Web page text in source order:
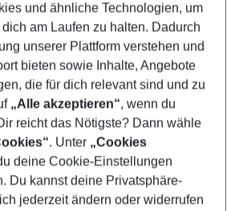
Kinder
Filter anzeigen
und ähnliche Technologien, um
am Laufen zu halten. Dadurch
unserer Plattform verstehen und
bieten sowie Inhalte, Angebote
die für dich relevant sind und zu
„Alle akzeptieren“, wenn du
reicht das Nötigste? Dann wähle
. Unter „Cookies
deine Cookie-Einstellungen
Du kannst deine Privatsphäre-
jederzeit ändern oder widerrufen